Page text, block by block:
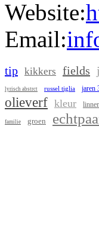
Website:
Email:
tip kikkers fields
lyrisch abstrct russel tiglia jaren
olieverf kleur
familie groen